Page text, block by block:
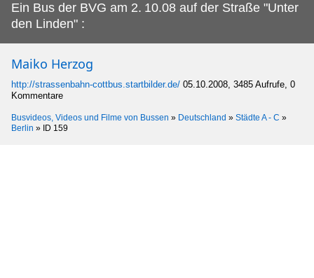
Ein Bus der BVG am 2. 10.08 auf der Straße "Unter
den Linden" :
Maiko Herzog
http://strassenbahn-cottbus.startbilder.de/ 05.10.2008, 3485 Aufrufe, 0
Kommentare
Busvideos, Videos und Filme von Bussen » Deutschland » Städte A - C »
Berlin » ID 159